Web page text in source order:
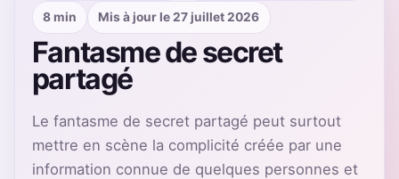
8 min Mis à jour le 27 juillet 2026
Fantasme de secret
partagé
Le fantasme de secret partagé peut surtout
mettre en scène la complicité créée par une
information connue de quelques personnes et